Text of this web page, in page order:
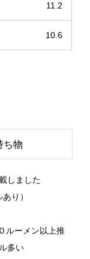
11.2
10.6
ち物
しました
り）
ルーメン以上推
多い